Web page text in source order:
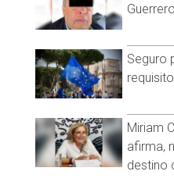
Seguro
Miriam
afirma,
destino